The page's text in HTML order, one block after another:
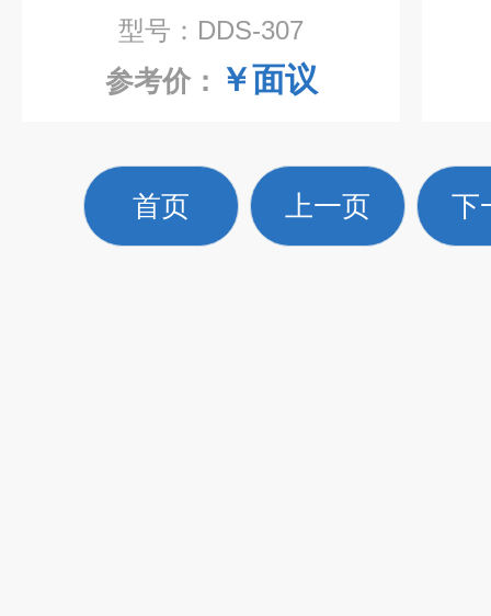
型号：DDS-307
参考价： ￥面议
首页 上一页 下